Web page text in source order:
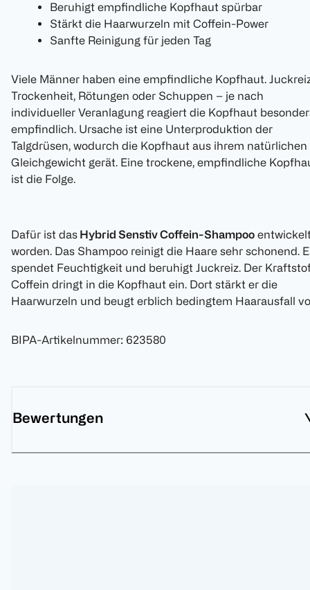
Beruhigt empfindliche Kopfhaut spürbar
Stärkt die Haarwurzeln mit Coffein-Power
Sanfte Reinigung für jeden Tag
Viele Männer haben eine empfindliche Kopfhaut.
Trockenheit, Rötungen oder Schuppen – je nach
individueller Veranlagung reagiert die Kopfhaut
empfindlich. Ursache ist eine Unterproduktion der
Talgdrüsen, wodurch die Kopfhaut aus ihrem natürlichen
Gleichgewicht gerät. Eine trockene, empfindliche
ist die Folge.
Dafür ist das Hybrid Senstiv Coffein-Shampoo
worden. Das Shampoo reinigt die Haare sehr schonend.
spendet Feuchtigkeit und beruhigt Juckreiz. Der
Coffein dringt in die Kopfhaut ein. Dort stärkt er die
Haarwurzeln und beugt erblich bedingtem Haarausfall
BIPA-Artikelnummer: 623580
Bewertungen